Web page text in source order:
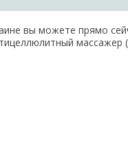
вы можете прямо
массажер